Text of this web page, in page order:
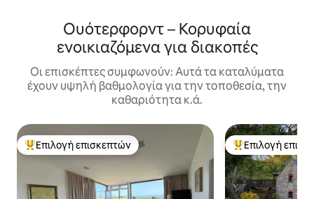
Ουότερφορντ – Κορυφαία
ενοικιαζόμενα για διακοπές
Οι επισκέπτες συμφωνούν: Αυτά τα καταλύματα
έχουν υψηλή βαθμολογία για την τοποθεσία, την
καθαριότητα κ.ά.
Κορυφαία επιλογή επισκεπτών
Επιλογή επισκεπτών Κορυφαία
Επιλογή